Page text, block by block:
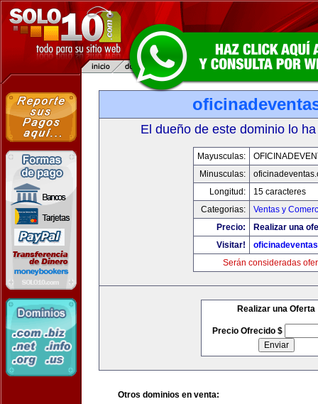
El dueño de este dominio lo
Mayusculas:
Minusculas:
Longitud:
15 caracteres
Categorias:
Ventas y
Precio:
Realizar una
Visitar!
Serán consideradas
Realizar una Oferta
Precio Ofrecido $
Otros dominios en venta: